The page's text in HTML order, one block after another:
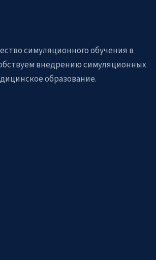
симуляционного обучения в
внедрению симуляционных
образование.